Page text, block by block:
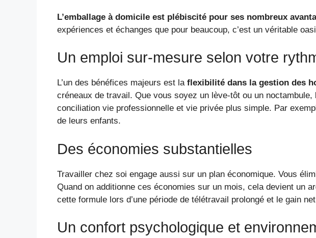
L’emballage à domicile est plébiscité pour ses nombreux
expériences et échanges que pour beaucoup, c’est un véritable
Un emploi sur-mesure selon votre
L’un des bénéfices majeurs est la flexibilité dans la gestion des
créneaux de travail. Que vous soyez un lève-tôt ou un
conciliation vie professionnelle et vie privée plus simple. Par
de leurs enfants.
Des économies substantielles
Travailler chez soi engage aussi sur un plan économique. Vous
Quand on additionne ces économies sur un mois, cela devient un
cette formule lors d’une période de télétravail prolongé et le gain
Un confort psychologique et